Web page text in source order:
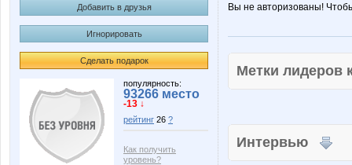
Добавить в друзья
Игнорировать
Сделать подарок
популярность:
93266 место
-13 ↓
рейтинг 26 ?
Как получить
уровень?
Вы не авторизованы!
Метки
Интервью